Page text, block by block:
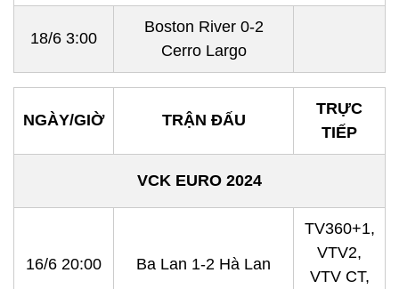
18/6 3:00
Boston River 0-2
Cerro Largo
NGÀY/GIỜ TRẬN ĐẤU
TRỰC
TIẾP
VCK EURO 2024
16/6 20:00 Ba Lan 1-2 Hà Lan
TV360+1,
VTV2,
VTV CT,